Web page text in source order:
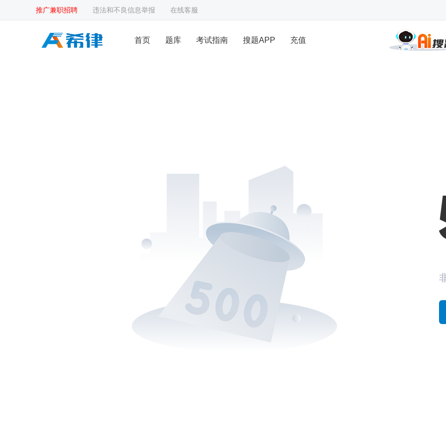
推广兼职招聘 违法和不良信息举报 在线客服
首页 题库 考试指南 搜题APP 充值